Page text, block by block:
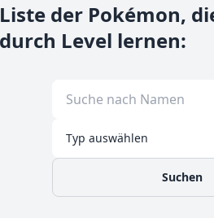
Liste der Pokémon,
durch Level lernen:
Suchen